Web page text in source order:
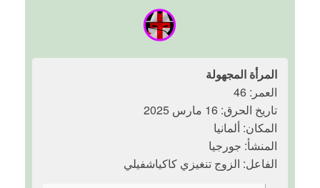
المرأة المجهولة
العمر: 46
تاريخ الحرق: 16 مارس 2025
المكان: ألمانيا
المنشأ: جورجيا
الفاعل: الزوج تنغيزي كاكياشفيلي